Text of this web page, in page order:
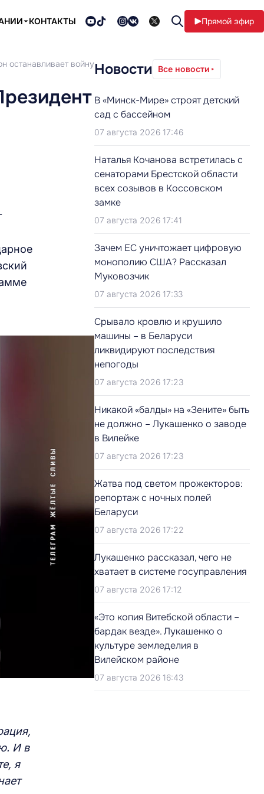
КОНТАКТЫ Прямой эфир
останавливает войну
И в
я
Новости Все новости
В «Минск-Мире» строят детский
сад с бассейном
07 августа 2026 17:46
Наталья Кочанова встретилась с
сенаторами Брестской области
всех созывов в Коссовском
замке
07 августа 2026 17:41
Зачем ЕС уничтожает цифровую
монополию США? Рассказал
Муковозчик
07 августа 2026 17:33
Срывало кровлю и крушило
машины – в Беларуси
ликвидируют последствия
непогоды
07 августа 2026 17:23
Никакой «балды» на «Зените» быть
не должно – Лукашенко о заводе
в Вилейке
07 августа 2026 17:23
Жатва под светом прожекторов:
репортаж с ночных полей
Беларуси
07 августа 2026 17:22
Лукашенко рассказал, чего не
хватает в системе госуправления
07 августа 2026 17:12
«Это копия Витебской области –
бардак везде». Лукашенко о
культуре земледелия в
Вилейском районе
07 августа 2026 16:43